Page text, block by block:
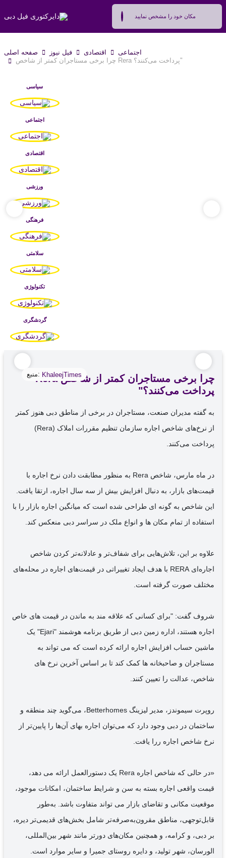
صفحه اصلی فیل نیوز اقتصادی
اجتماعی
چرا برخی مستاجران کمتر از شاخص Rera پرداخت می‌کنند؟"
سیاسی
اجتماعی
اقتصادی
ورزشی
فرهنگی
سلامتی
تکنولوژی
گردشگری
منبع: KhaleejTimes
چرا برخی مستاجران کمتر از شاخص Rera
پرداخت می‌کنند؟"
به گفته مدیران صنعت، مستاجران در برخی از مناطق دبی هنوز کمتر
از نرخ‌های شاخص اجاره سازمان تنظیم مقررات املاک (Rera)
پرداخت می‌کنند.
در ماه مارس، شاخص Rera به منظور مطابقت دادن نرخ اجاره با
قیمت‌های بازار، به دنبال افزایش بیش از سه سال اجاره، ارتقا یافت.
این شاخص به گونه ای طراحی شده است که میانگین اجاره بازار را با
استفاده از تمام مکان ها و انواع ملک در سراسر دبی منعکس کند.
علاوه بر این، تلاش‌هایی برای شفاف‌تر و عادلانه‌تر کردن شاخص
اجاره‌ای RERA با هدف ایجاد تغییراتی در قیمت‌های اجاره در محله‌های
مختلف صورت گرفته است.
شروف گفت: "برای کسانی که علاقه مند به ماندن در قیمت های خاص
اجاره هستند، اداره زمین دبی از طریق برنامه هوشمند "Ejari" یک
ماشین حساب افزایش اجاره ارائه کرده است که می تواند به
مستاجران و صاحبخانه ها کمک کند تا بر اساس آخرین نرخ های
شاخص، عدالت را تعیین کنند.
روپرت سیموندز، مدیر لیزینگ Betterhomes، می‌گوید چند منطقه و
ساختمان در دبی وجود دارد که می‌توان اجاره بهای آن‌ها را پایین‌تر از
نرخ شاخص اجاره ررا یافت.
«در حالی که شاخص اجاره Rera یک دستورالعمل ارائه می دهد،
قیمت واقعی اجاره بسته به سن و شرایط ساختمان، امکانات موجود،
موقعیت مکانی و تقاضای بازار می تواند متفاوت باشد. به‌طور
قابل‌توجهی، مناطق مقرون‌به‌صرفه‌تر شامل بخش‌های قدیمی‌تر دیره،
بر دبی، و کرامه، و همچنین مکان‌های دورتر مانند شهر بین‌المللی،
الورسان، شهر تولید، و دایره روستای جمیرا و سایر موارد است.